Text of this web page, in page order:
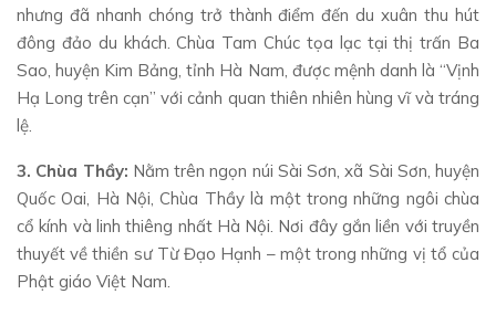
nhưng đã nhanh chóng trở thành điểm đến du xuân thu hút
đông đảo du khách. Chùa Tam Chúc tọa lạc tại thị trấn Ba
Sao, huyện Kim Bảng, tỉnh Hà Nam, được mệnh danh là “Vịnh
Hạ Long trên cạn” với cảnh quan thiên nhiên hùng vĩ và tráng
lệ.
3. Chùa Thầy: Nằm trên ngọn núi Sài Sơn, xã Sài Sơn, huyện
Quốc Oai, Hà Nội, Chùa Thầy là một trong những ngôi chùa
cổ kính và linh thiêng nhất Hà Nội. Nơi đây gắn liền với truyền
thuyết về thiền sư Từ Đạo Hạnh – một trong những vị tổ của
Phật giáo Việt Nam.